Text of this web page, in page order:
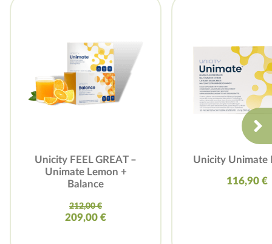
Unicity FEEL GREAT –
Unimate Lemon +
Balance
212,00€
209,00 €
Unicity Unimate
116,90 €